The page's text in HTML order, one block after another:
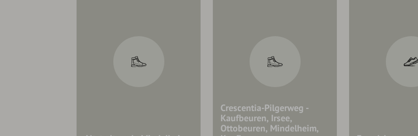
Crescentia-Pilgerweg -
Kaufbeuren, Irsee,
Ottobeuren, Mindelheim,